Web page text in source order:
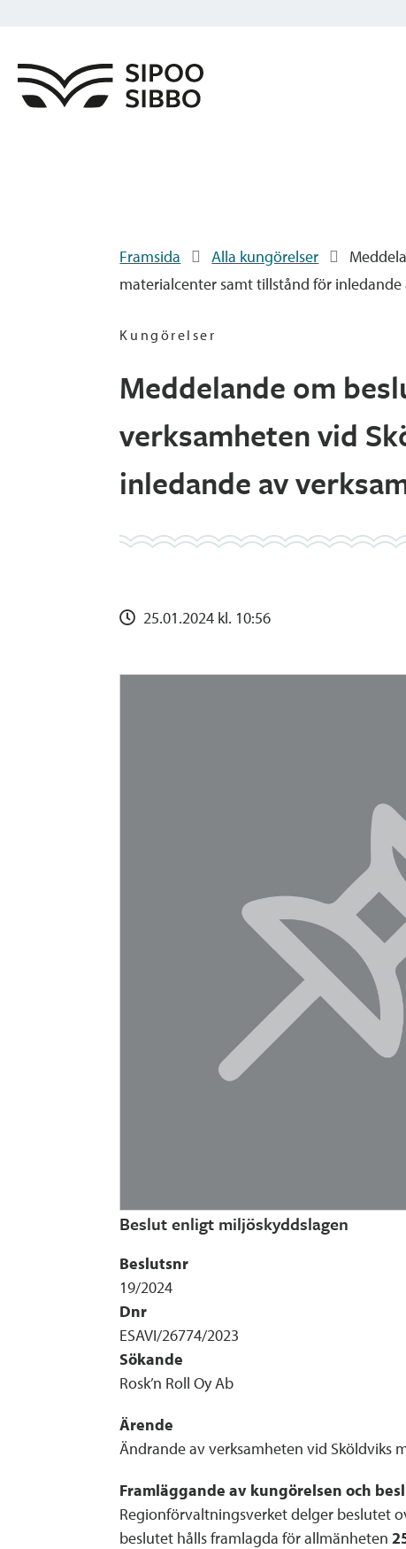
Framsida Alla kungörelser
materialcenter samt tillstånd för inledande
Kungörelser
Meddelande om
verksamheten vid
inledande av
25.01.2024 kl. 10:56
Beslut enligt miljöskyddslagen
Beslutsnr
19/2024
Dnr
ESAVI/26774/2023
Sökande
Rosk’n Roll Oy Ab
Ärende
Ändrande av verksamheten vid Sköldviks
Framläggande av kungörelsen och
Regionförvaltningsverket delger beslutet
beslutet hålls framlagda för allmänheten